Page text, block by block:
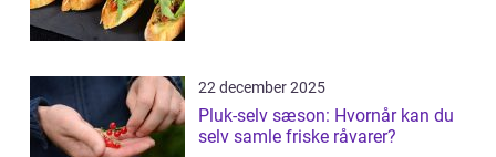
22 december 2025
Pluk-selv sæson: Hvornår kan du
selv samle friske råvarer?